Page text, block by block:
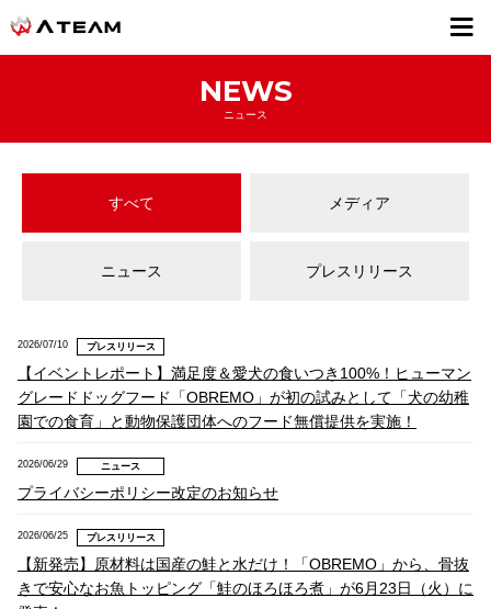
採用情報
NEWS
ニュース
すべて メディア
ニュース プレスリリース
2026/07/10 プレスリリース
【イベントレポート】満足度＆愛犬の食いつき100%！ヒューマン
グレードドッグフード「OBREMO」が初の試みとして「犬の幼稚
園での食育」と動物保護団体へのフード無償提供を実施！
2026/06/29 ニュース
プライバシーポリシー改定のお知らせ
2026/06/25 プレスリリース
【新発売】原材料は国産の鮭と水だけ！「OBREMO」から、骨抜
きで安心なお魚トッピング「鮭のほろほろ煮」が6月23日（火）に